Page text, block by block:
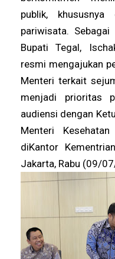
publik,
pariwisata.
Bupati Tegal,
resmi mengajukan
Menteri terkait
menjadi prioritas
audiensi dengan
Menteri
diKantor
Jakarta, Rabu (09/